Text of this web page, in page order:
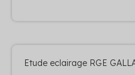
Etude eclairage RGE